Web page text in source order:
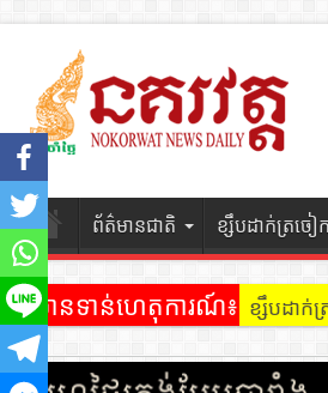
ព័ត៌មានជាតិ ខ្សឹបដាក់ត្រចៀក
ព័ត៌មានទាន់ហេតុការណ៍៖ ខ្សឹបដាក់